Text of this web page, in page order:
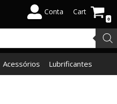
Conta Cart
0
Acessórios Lubrificantes